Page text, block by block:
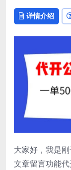
详情介绍
大家好，我是
文章留言功能代